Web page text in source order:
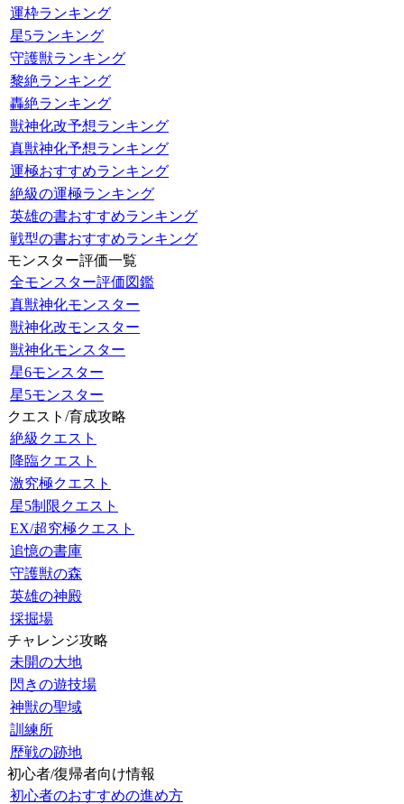
運枠ランキング
星5ランキング
守護獣ランキング
黎絶ランキング
轟絶ランキング
獣神化改予想ランキング
真獣神化予想ランキング
運極おすすめランキング
絶級の運極ランキング
英雄の書おすすめランキング
戦型の書おすすめランキング
モンスター評価一覧
全モンスター評価図鑑
真獣神化モンスター
獣神化改モンスター
獣神化モンスター
星6モンスター
星5モンスター
クエスト/育成攻略
絶級クエスト
降臨クエスト
激究極クエスト
星5制限クエスト
EX/超究極クエスト
追憶の書庫
守護獣の森
英雄の神殿
採掘場
チャレンジ攻略
未開の大地
閃きの遊技場
神獣の聖域
訓練所
歴戦の跡地
初心者/復帰者向け情報
初心者のおすすめの進め方